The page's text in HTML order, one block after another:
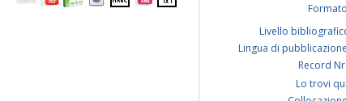
Livello
Lingua di
Record
Lo trovi